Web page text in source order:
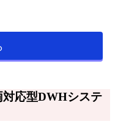
応型DWHシステ